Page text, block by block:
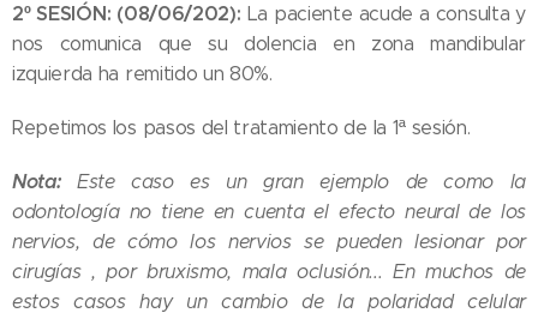
2º SESIÓN: (08/06/202): La paciente acude a consulta y
nos comunica que su dolencia en zona mandibular
izquierda ha remitido un 80%.
Repetimos los pasos del tratamiento de la 1ª sesión.
Nota: Este caso es un gran ejemplo de como la
odontología no tiene en cuenta el efecto neural de los
nervios, de cómo los nervios se pueden lesionar por
cirugías , por bruxismo, mala oclusión... En muchos de
estos casos hay un cambio de la polaridad celular